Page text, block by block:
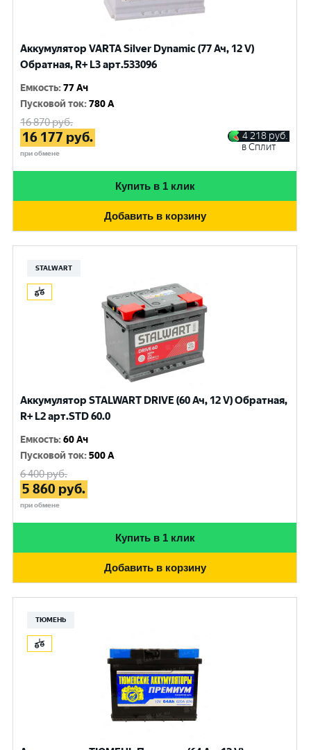
Аккумулятор VARTA Silver Dynamic (77 Ач, 12 V)
Обратная, R+ L3 арт.533096
Емкость:77 Ач
Пусковой ток:780 A
16 870руб.
16 177 руб.
при обмене
4 218 руб.
в Сплит
Купить в 1 клик
Добавить в корзину
STALWART
Аккумулятор STALWART DRIVE (60 Ач, 12 V) Обратная,
R+ L2 арт.STD 60.0
Емкость:60 Ач
Пусковой ток:500 A
6 400руб.
5 860 руб.
при обмене
Купить в 1 клик
Добавить в корзину
ТЮМЕНЬ